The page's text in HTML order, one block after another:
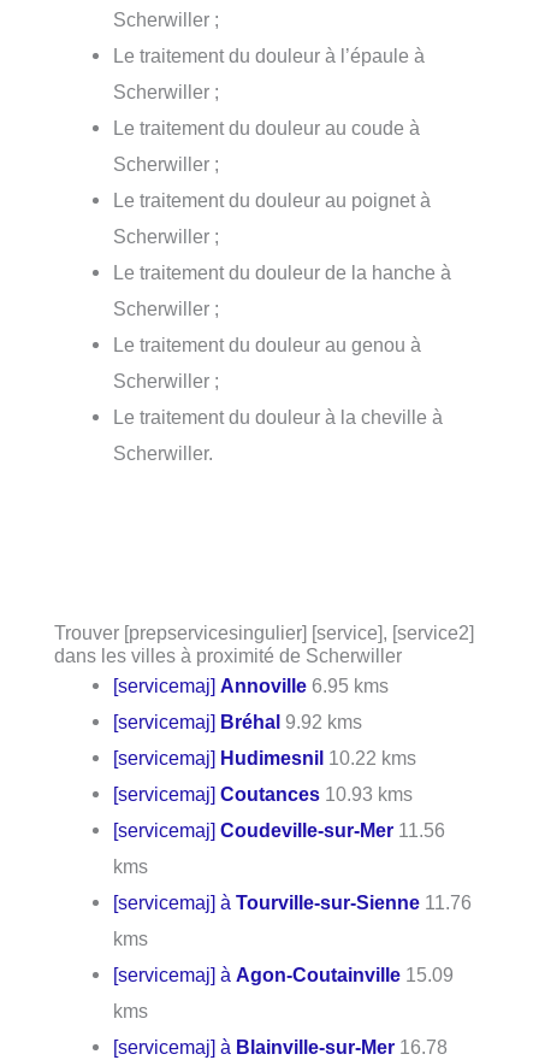
Scherwiller ;
Le traitement du douleur à l’épaule à
Scherwiller ;
Le traitement du douleur au coude à
Scherwiller ;
Le traitement du douleur au poignet à
Scherwiller ;
Le traitement du douleur de la hanche à
Scherwiller ;
Le traitement du douleur au genou à
Scherwiller ;
Le traitement du douleur à la cheville à
Scherwiller.
Trouver [prepservicesingulier] [service], [service2]
dans les villes à proximité de Scherwiller
[servicemaj]Annoville 6.95 kms
[servicemaj] Bréhal 9.92 kms
[servicemaj] Hudimesnil 10.22 kms
[servicemaj]Coutances 10.93 kms
[servicemaj]Coudeville-sur-Mer 11.56
kms
[servicemaj] àTourville-sur-Sienne 11.76
kms
[servicemaj] àAgon-Coutainville 15.09
kms
[servicemaj] à Blainville-sur-Mer 16.78